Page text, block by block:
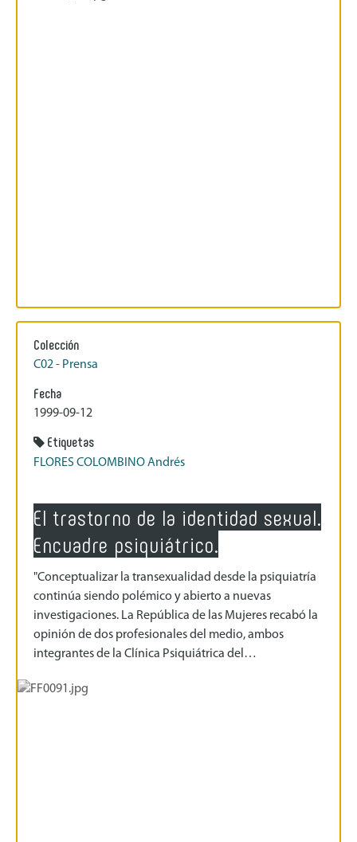
Colección
C02 - Prensa
Fecha
1999-09-12
Etiquetas
FLORES COLOMBINO Andrés
El trastorno de la identidad sexual.
Encuadre psiquiátrico.
"Conceptualizar la transexualidad desde la psiquiatría
continúa siendo polémico y abierto a nuevas
investigaciones. La República de las Mujeres recabó la
opinión de dos profesionales del medio, ambos
integrantes de la Clínica Psiquiátrica del…